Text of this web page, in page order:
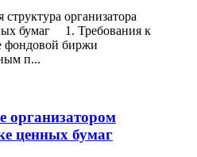
организатора
бумаг 1. Требования к
фондовой биржи
п...
организатором
ценных бумаг